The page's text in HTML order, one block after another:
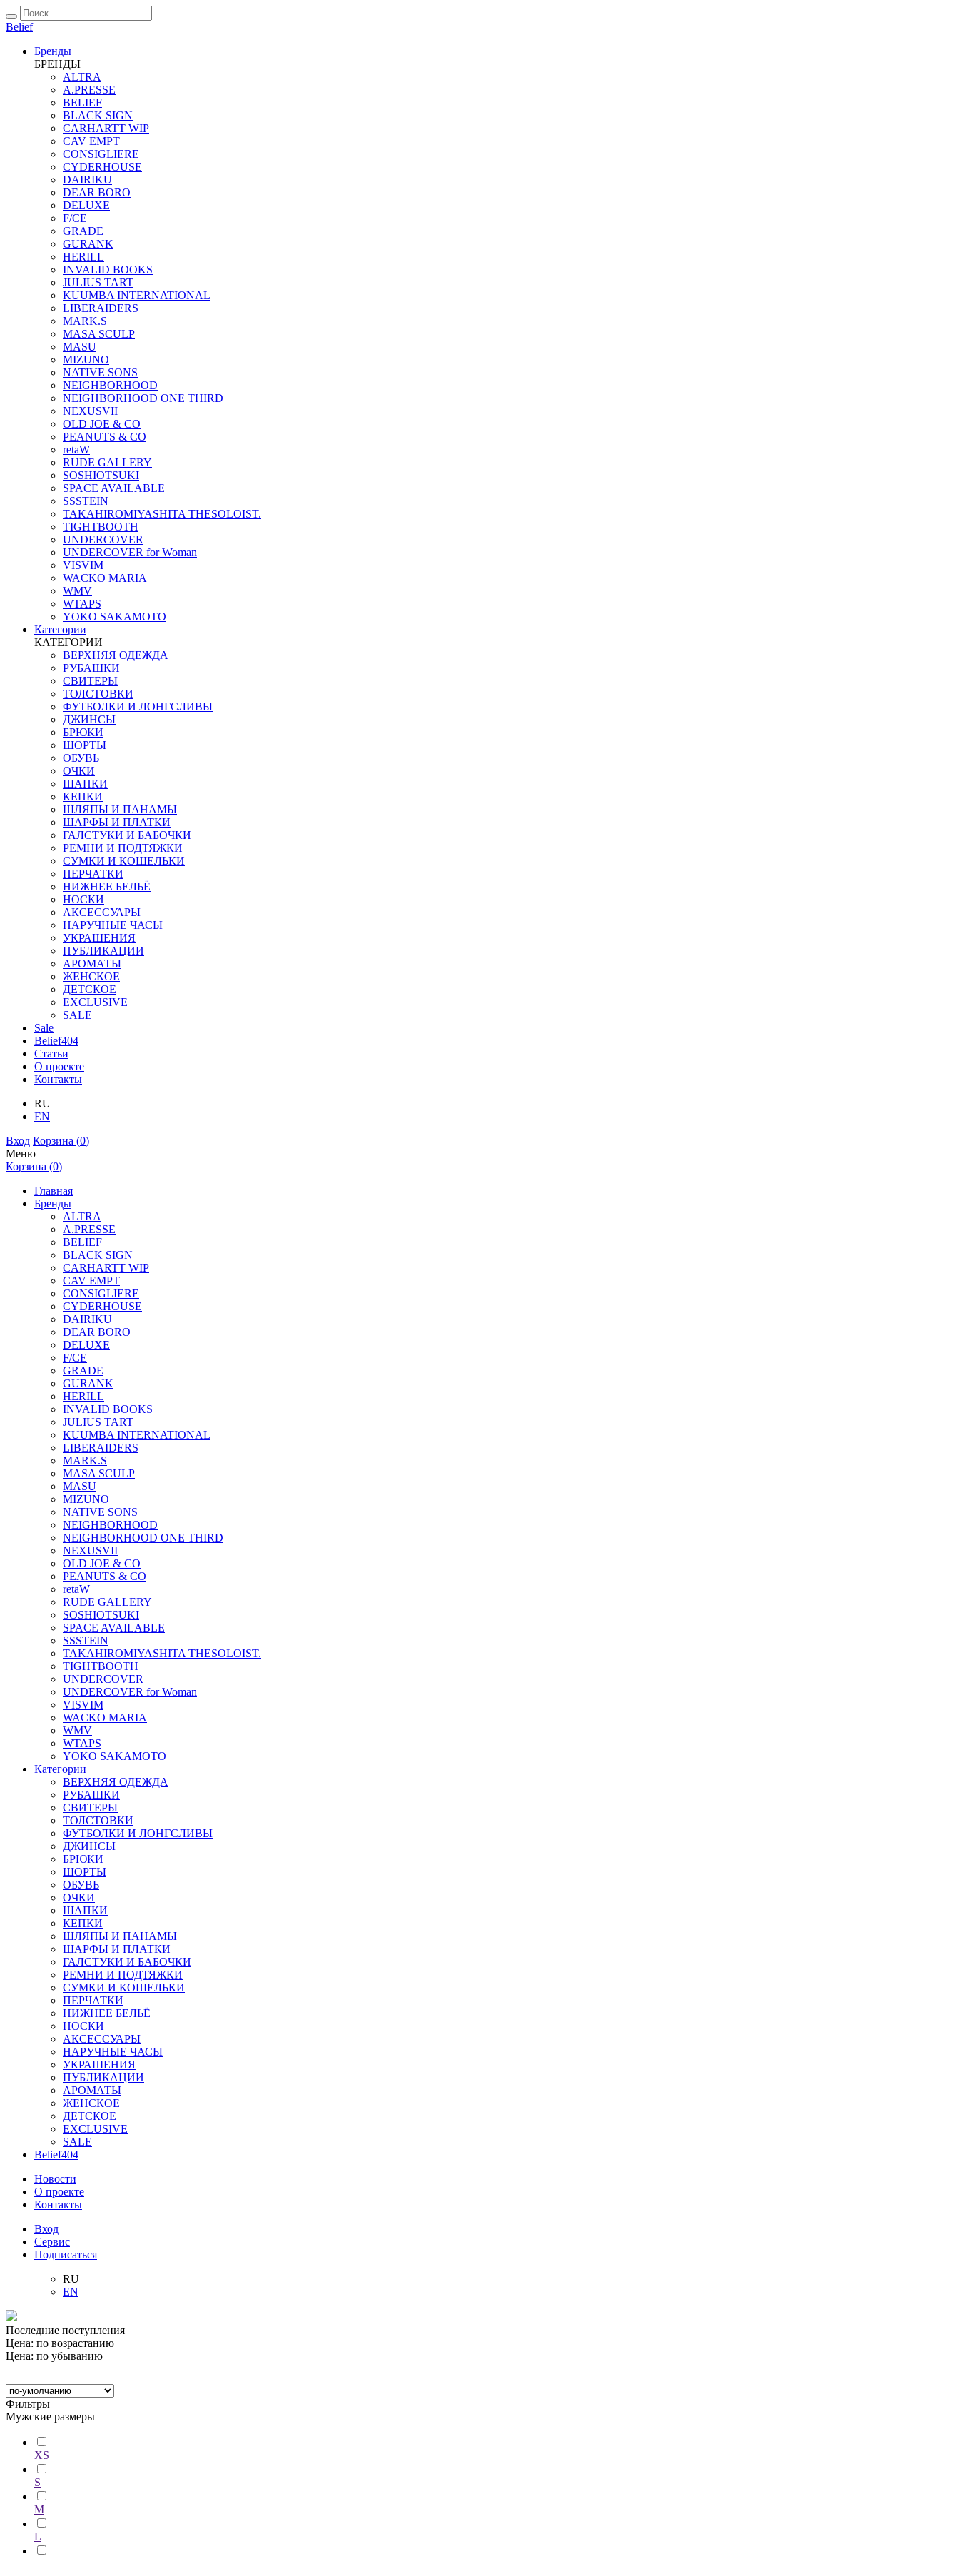
Belief
Бренды
БРЕНДЫ
ALTRA
A.PRESSE
BELIEF
BLACK SIGN
CARHARTT WIP
CAV EMPT
CONSIGLIERE
CYDERHOUSE
DAIRIKU
DEAR BORO
DELUXE
F/CE
GRADE
GURANK
HERILL
INVALID BOOKS
JULIUS TART
KUUMBA INTERNATIONAL
LIBERAIDERS
MARK.S
MASA SCULP
MASU
MIZUNO
NATIVE SONS
NEIGHBORHOOD
NEIGHBORHOOD ONE THIRD
NEXUSVII
OLD JOE & CO
PEANUTS & CO
retaW
RUDE GALLERY
SOSHIOTSUKI
SPACE AVAILABLE
SSSTEIN
TAKAHIROMIYASHITA THESOLOIST.
TIGHTBOOTH
UNDERCOVER
UNDERCOVER for Woman
VISVIM
WACKO MARIA
WMV
WTAPS
YOKO SAKAMOTO
Категории
КАТЕГОРИИ
ВЕРХНЯЯ ОДЕЖДА
РУБАШКИ
СВИТЕРЫ
ТОЛСТОВКИ
ФУТБОЛКИ И ЛОНГСЛИВЫ
ДЖИНСЫ
БРЮКИ
ШОРТЫ
ОБУВЬ
ОЧКИ
ШАПКИ
КЕПКИ
ШЛЯПЫ И ПАНАМЫ
ШАРФЫ И ПЛАТКИ
ГАЛСТУКИ И БАБОЧКИ
РЕМНИ И ПОДТЯЖКИ
СУМКИ И КОШЕЛЬКИ
ПЕРЧАТКИ
НИЖНЕЕ БЕЛЬЁ
НОСКИ
АКСЕССУАРЫ
НАРУЧНЫЕ ЧАСЫ
УКРАШЕНИЯ
ПУБЛИКАЦИИ
АРОМАТЫ
ЖЕНСКОЕ
ДЕТСКОЕ
EXCLUSIVE
SALE
Sale
Belief404
Статьи
О проекте
Контакты
RU
EN
Вход Корзина (0)
Меню
Корзина (0)
Главная
Бренды
ALTRA
A.PRESSE
BELIEF
BLACK SIGN
CARHARTT WIP
CAV EMPT
CONSIGLIERE
CYDERHOUSE
DAIRIKU
DEAR BORO
DELUXE
F/CE
GRADE
GURANK
HERILL
INVALID BOOKS
JULIUS TART
KUUMBA INTERNATIONAL
LIBERAIDERS
MARK.S
MASA SCULP
MASU
MIZUNO
NATIVE SONS
NEIGHBORHOOD
NEIGHBORHOOD ONE THIRD
NEXUSVII
OLD JOE & CO
PEANUTS & CO
retaW
RUDE GALLERY
SOSHIOTSUKI
SPACE AVAILABLE
SSSTEIN
TAKAHIROMIYASHITA THESOLOIST.
TIGHTBOOTH
UNDERCOVER
UNDERCOVER for Woman
VISVIM
WACKO MARIA
WMV
WTAPS
YOKO SAKAMOTO
Категории
ВЕРХНЯЯ ОДЕЖДА
РУБАШКИ
СВИТЕРЫ
ТОЛСТОВКИ
ФУТБОЛКИ И ЛОНГСЛИВЫ
ДЖИНСЫ
БРЮКИ
ШОРТЫ
ОБУВЬ
ОЧКИ
ШАПКИ
КЕПКИ
ШЛЯПЫ И ПАНАМЫ
ШАРФЫ И ПЛАТКИ
ГАЛСТУКИ И БАБОЧКИ
РЕМНИ И ПОДТЯЖКИ
СУМКИ И КОШЕЛЬКИ
ПЕРЧАТКИ
НИЖНЕЕ БЕЛЬЁ
НОСКИ
АКСЕССУАРЫ
НАРУЧНЫЕ ЧАСЫ
УКРАШЕНИЯ
ПУБЛИКАЦИИ
АРОМАТЫ
ЖЕНСКОЕ
ДЕТСКОЕ
EXCLUSIVE
SALE
Belief404
Новости
О проекте
Контакты
Вход
Сервис
Подписаться
RU
EN
Последние поступления
Цена: по возрастанию
Цена: по убыванию
Фильтры
Мужские размеры
XS
S
M
L